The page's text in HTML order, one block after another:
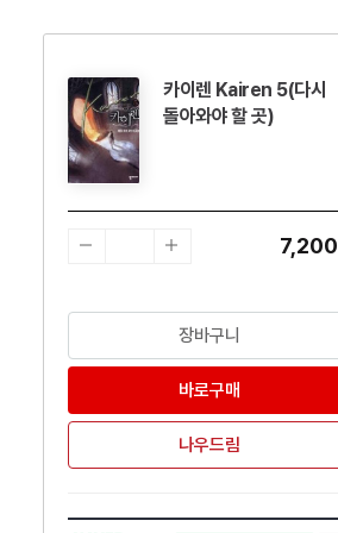
카이렌 Kairen 5(다시
돌아와야 할 곳)
7,200
장바구니
바로구매
나우드림